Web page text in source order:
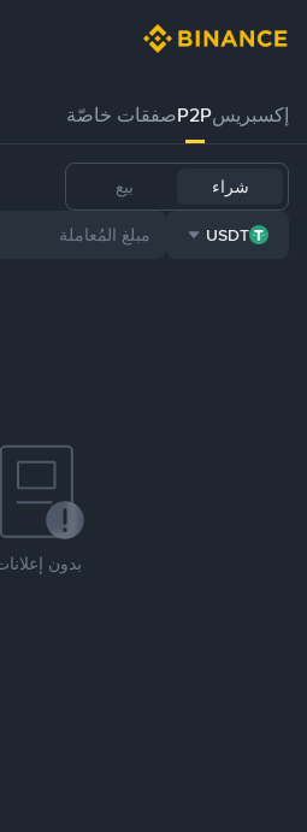
إكسبريسP2Pصفقات خاصّة
شراء بيع
USDT
بدون